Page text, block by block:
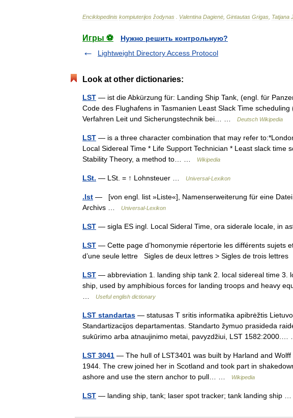
Enciklopedinis kompiuterijos žodynas Valentina Dagienė Gintautas Grigas Tatjana
Игры ⚽
Нужно решить контрольную?
Lightweight Directory Access Protocol
Look at other dictionaries:
LST — ist die Abkürzung für: Landing Ship Tank, (engl. für
Code des Flughafens in Tasmanien Least Slack Time
Verfahren Leit und Sicherungstechnik bei… …
Deutsch Wikipedia
LST — is a three character combination that may refer
Local Sidereal Time * Life Support Technician * Least slack time
Stability Theory, a method to… …
Wikipedia
LSt. — LSt. = ↑ Lohnsteuer … Universal-Lexikon
.lst — [von engl. list »Liste«], Namenserweiterung für eine
Archivs …
Universal-Lexikon
LST — sigla ES ingl. Local Sideral Time, ora siderale locale, in
LST — Cette page d’homonymie répertorie les différents sujets
d’une seule lettre Sigles de deux lettres > Sigles de trois
LST — abbreviation 1. landing ship tank 2. local sidereal time 3.
ship, used by amphibious forces for landing troops and heavy
Useful english dictionary
LST standartas — statusas T sritis informatika apibrėžtis
Standartizacijos departamentas. Standarto žymuo prasideda
sukūrimo arba atnaujinimo metai, pavyzdžiui, LST
LST 3041 — The hull of LST3401 was built by Harland and Wolff
1944. The crew joined her in Scotland and took part in
ashore and use the stern anchor to pull… …
Wikipedia
LST — landing ship, tank; laser spot tracker; tank landing ship …